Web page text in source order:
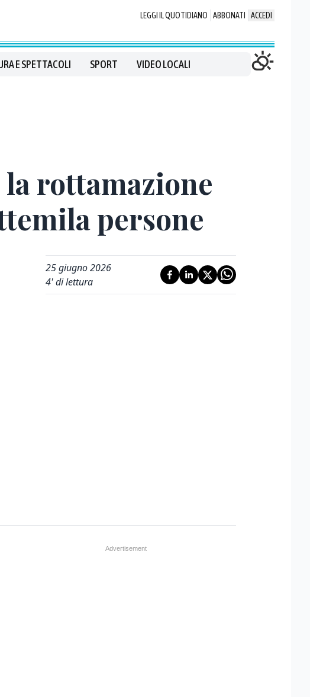
LEGGI IL QUOTIDIANO ABBONATI ACCEDI
E SPETTACOLI SPORT VIDEO LOCALI
rottamazione
persone
25 giugno 2026
4' di lettura